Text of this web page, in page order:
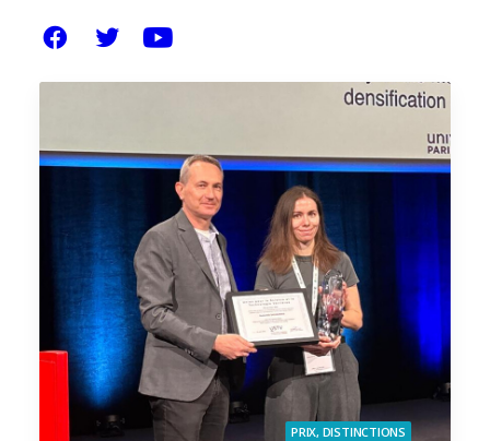
NOS AUTRES ACTUALITÉS
PRIX, DISTINCTIONS